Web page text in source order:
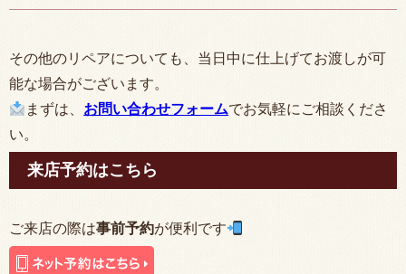
その他のリペアについても、当日中に仕上げてお渡しが可
能な場合がございます。
まずは、 お問い合わせフォームでお気軽にご相談くださ
い。
来店予約はこちら
ご来店の際は事前予約が便利です